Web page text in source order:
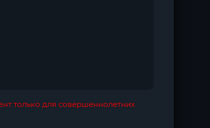
только для совершеннолетних